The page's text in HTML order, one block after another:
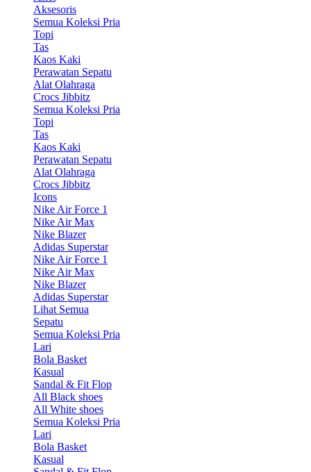
Aksesoris
Semua Koleksi Pria
Topi
Tas
Kaos Kaki
Perawatan Sepatu
Alat Olahraga
Crocs Jibbitz
Semua Koleksi Pria
Topi
Tas
Kaos Kaki
Perawatan Sepatu
Alat Olahraga
Crocs Jibbitz
Icons
Nike Air Force 1
Nike Air Max
Nike Blazer
Adidas Superstar
Nike Air Force 1
Nike Air Max
Nike Blazer
Adidas Superstar
Lihat Semua
Sepatu
Semua Koleksi Pria
Lari
Bola Basket
Kasual
Sandal & Fit Flop
All Black shoes
All White shoes
Semua Koleksi Pria
Lari
Bola Basket
Kasual